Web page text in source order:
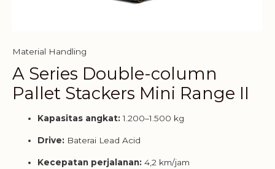
Material Handling
A Series Double-column
Pallet Stackers Mini Range II
Kapasitas angkat:1.200–1.500 kg
Drive: Baterai Lead Acid
Kecepatan perjalanan: 4,2 km/jam